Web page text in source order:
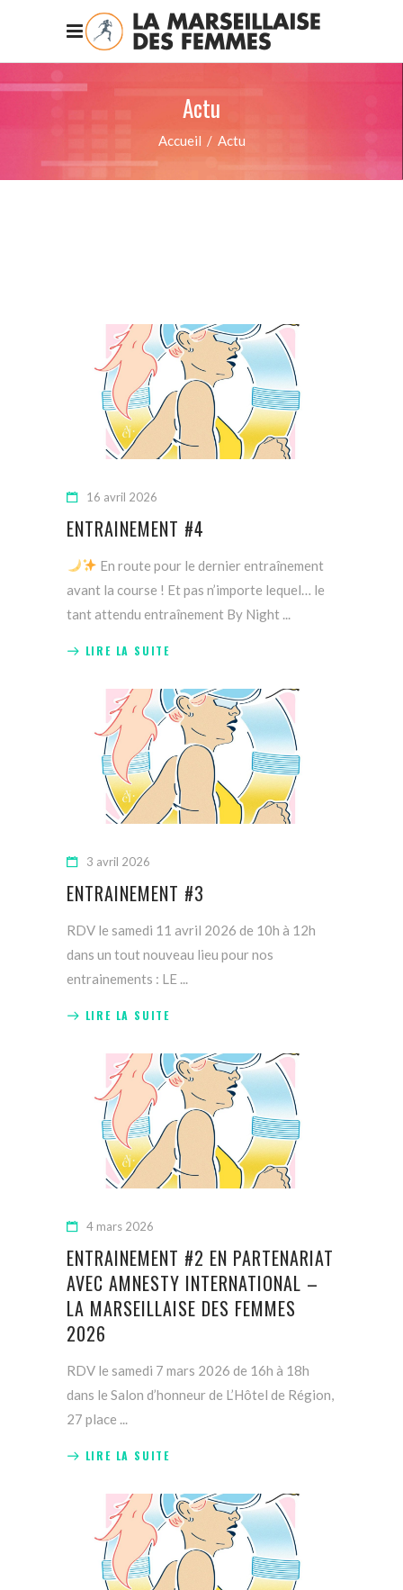
Actu
Accueil / Actu
16 avril 2026
ENTRAINEMENT #4
En route pour le dernier entraînement
avant la course ! Et pas n’importe lequel… le
tant attendu entraînement By Night
LIRE LA SUITE
3 avril 2026
ENTRAINEMENT #3
RDV le samedi 11 avril 2026 de 10h à 12h
dans un tout nouveau lieu pour nos
entrainements : LE
LIRE LA SUITE
4 mars 2026
ENTRAINEMENT #2 EN PARTENARIAT
AVEC AMNESTY INTERNATIONAL –
LA MARSEILLAISE DES FEMMES
2026
RDV le samedi 7 mars 2026 de 16h à 18h
dans le Salon d’honneur de L’Hôtel de Région,
27 place
LIRE LA SUITE